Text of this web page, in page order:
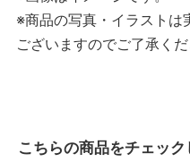
※商品の写真・イラストは
ございますのでご了承くだ
こちらの商品をチェッ